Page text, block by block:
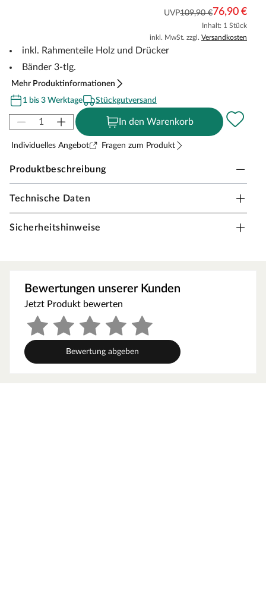
UVP109,90 €76,90 €
Inhalt: 1 Stück
inkl. MwSt. zzgl. Versandkosten
inkl. Rahmenteile Holz und Drücker
Bänder 3-tlg.
Mehr Produktinformationen
1 bis 3 Werktage
Stückgutversand
In den Warenkorb
Individuelles Angebot Fragen zum Produkt
Produktbeschreibung
Karcher Glastürset PZ Edelstahl matt eckige
den Einsatz in Badezimmern oder anderen Innenräumen.
Mit dem Set lassen sich Glastüren sicher und stabil
einbauen. Die Komponenten sind hochwertig verarbeitet
und bieten eine pflegeleichte, langlebige Lösung für ein
modernes Türdesign.
Technische Daten
Sicherheitshinweise
Bewertungen unserer Kunden
Jetzt Produkt bewerten
Bewertung abgeben